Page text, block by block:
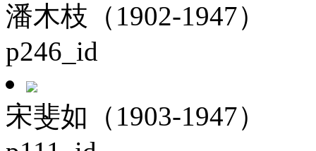
潘木枝（1902-1947）
p246_id
宋斐如（1903-1947）